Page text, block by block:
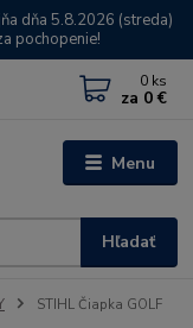
dňa 5.8.2026 (streda)
pochopenie!
Menu
Hľadať
0 ks
za 0 €
STIHL Čiapka GOLF